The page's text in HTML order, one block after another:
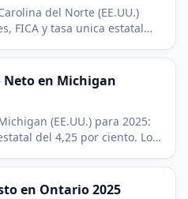
del Norte (EE.UU.)
FICA y tasa unica estatal
Neto en Michigan
(EE.UU.) para 2025:
del 4,25 por ciento. Los
en Ontario 2025